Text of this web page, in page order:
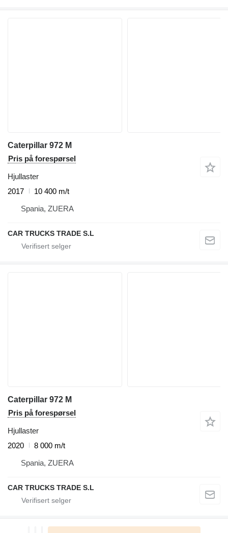
Caterpillar 972 M
Pris på forespørsel
Hjullaster
2017
10 400 m/t
Spania, ZUERA
CAR TRUCKS TRADE S.L
Caterpillar 972 M
Pris på forespørsel
Hjullaster
2020
8 000 m/t
Spania, ZUERA
CAR TRUCKS TRADE S.L